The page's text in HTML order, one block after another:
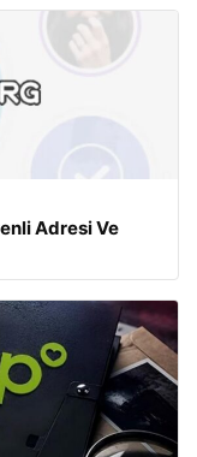
Adresi Ve